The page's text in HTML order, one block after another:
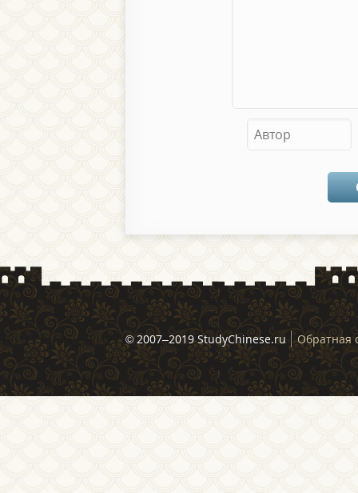
© 2007–2019 StudyChinese.ru Обратная